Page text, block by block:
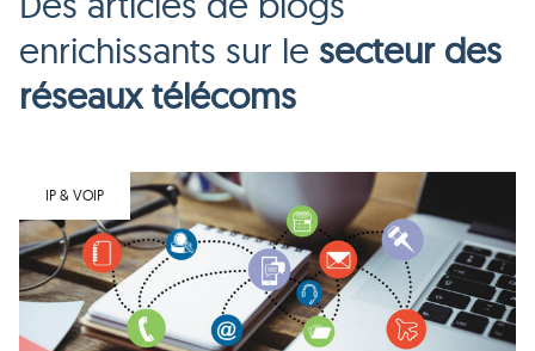
enrichissants sur le secteur des
réseaux télécoms
IP & VOIP